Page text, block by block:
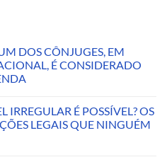
DOS CÔNJUGES, EM
É CONSIDERADO
IRREGULAR É POSSÍVEL? OS
LEGAIS QUE NINGUÉM